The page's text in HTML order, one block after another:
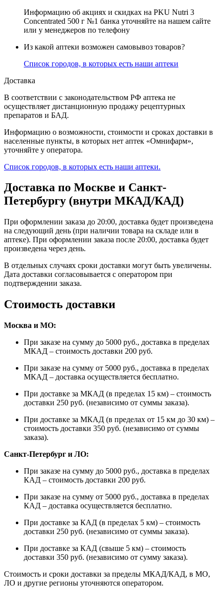
Информацию об акциях и скидках на PKU Nutri 3
Concentrated 500 г №1 банка уточняйте на нашем сайте
или у менеджеров по телефону
Из какой аптеки возможен самовывоз товаров?
Список городов, в которых есть наши аптеки
Доставка
В соответствии с законодательством РФ аптека не
осуществляет дистанционную продажу рецептурных
препаратов и БАД.
Информацию о возможности, стоимости и сроках доставки в
населенные пункты, в которых нет аптек «Омнифарм»,
уточняйте у оператора.
Список городов, в которых есть наши аптеки.
Доставка по Москве и Санкт-
Петербургу (внутри МКАД/КАД)
При оформлении заказа до 20:00, доставка будет произведена
на следующий день (при наличии товара на складе или в
аптеке). При оформлении заказа после 20:00, доставка будет
произведена через день.
В отдельных случаях сроки доставки могут быть увеличены.
Дата доставки согласовывается с оператором при
подтверждении заказа.
Стоимость доставки
Москва и МО:
При заказе на сумму до 5000 руб., доставка в пределах
МКАД – стоимость доставки 200 руб.
При заказе на сумму от 5000 руб., доставка в пределах
МКАД – доставка осуществляется бесплатно.
При доставке за МКАД (в пределах 15 км) – стоимость
доставки 250 руб. (независимо от суммы заказа).
При доставке за МКАД (в пределах от 15 км до 30 км) –
стоимость доставки 350 руб. (независимо от суммы
заказа).
Санкт-Петербург и ЛО:
При заказе на сумму до 5000 руб., доставка в пределах
КАД – стоимость доставки 200 руб.
При заказе на сумму от 5000 руб., доставка в пределах
КАД – доставка осуществляется бесплатно.
При доставке за КАД (в пределах 5 км) – стоимость
доставки 250 руб. (независимо от суммы заказа).
При доставке за КАД (свыше 5 км) – стоимость
доставки 350 руб. (независимо от сумму заказа).
Стоимость и сроки доставки за пределы МКАД/КАД, в МО,
ЛО и другие регионы уточняются оператором.